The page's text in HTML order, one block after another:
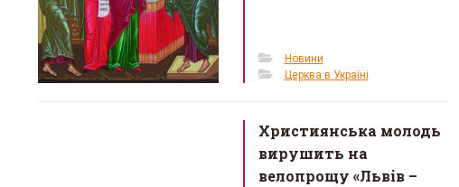
Новини
Церква в Україні
Християнська молодь
вирушить на
велопрощу «Львів –